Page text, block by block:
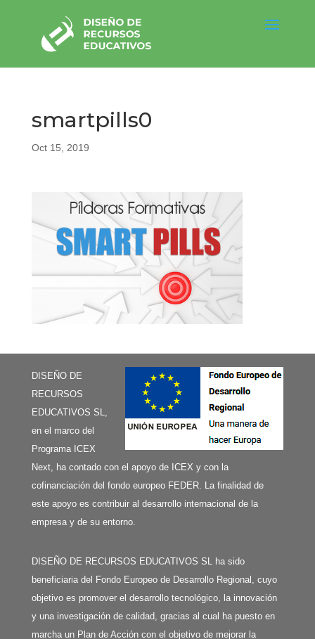
smartpills0
Oct 15, 2019
DISEÑO DE
RECURSOS
EDUCATIVOS SL,
en el marco del
Programa ICEX
Next, ha contado con el apoyo de ICEX y con la
cofinanciación del fondo europeo FEDER. La finalidad de
este apoyo es contribuir al desarrollo internacional de la
empresa y de su entorno.
DISEÑO DE RECURSOS EDUCATIVOS SL ha sido
beneficiaria del Fondo Europeo de Desarrollo Regional, cuyo
objetivo es promover el desarrollo tecnológico, la innovación
y una investigación de calidad, gracias al cual ha puesto en
marcha un Plan de Acción con el objetivo de mejorar la